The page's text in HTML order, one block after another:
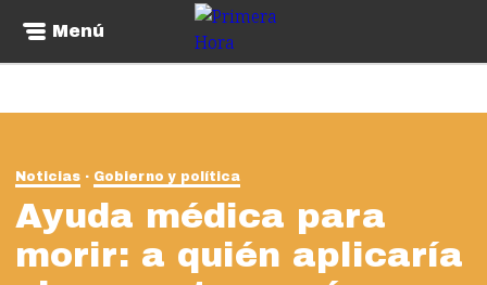
Menú
Noticias Gobierno y política
Ayuda médica para
morir: a quién aplicaría